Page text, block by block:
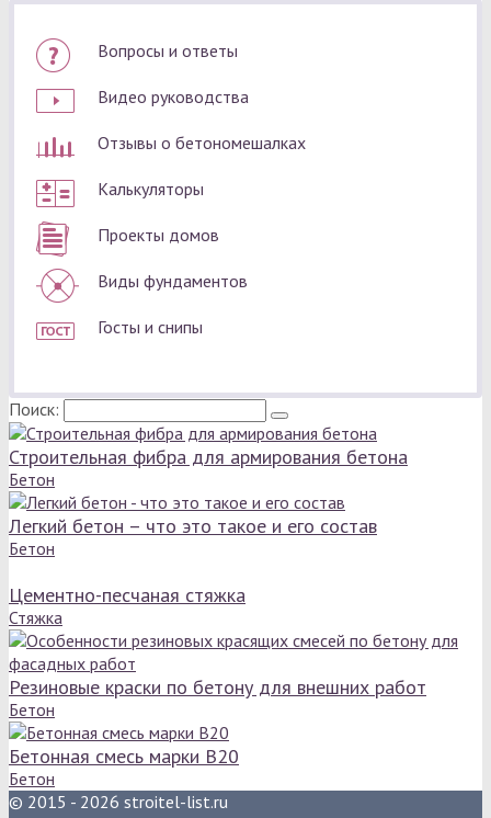
Вопросы и ответы
Видео руководства
Отзывы о бетономешалках
Калькуляторы
Проекты домов
Виды фундаментов
Госты и снипы
Поиск:
Строительная фибра для армирования бетона
Бетон
Легкий бетон – что это такое и его состав
Бетон
Цементно-песчаная стяжка
Стяжка
Резиновые краски по бетону для внешних работ
Бетон
Бетонная смесь марки B20
Бетон
© 2015 - 2026 stroitel-list.ru